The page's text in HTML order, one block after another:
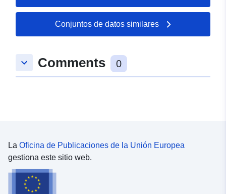
Conjuntos de datos similares
keyboard_arrow_down Comments 0
La Oficina de Publicaciones de la Unión Europea
gestiona este sitio web.